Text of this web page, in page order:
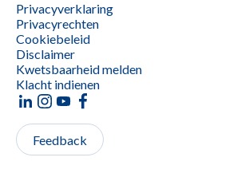
Privacyverklaring
Privacyrechten
Cookiebeleid
Disclaimer
Kwetsbaarheid melden
Klacht indienen
Feedback